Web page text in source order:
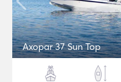
Axopar 37 Sun Top